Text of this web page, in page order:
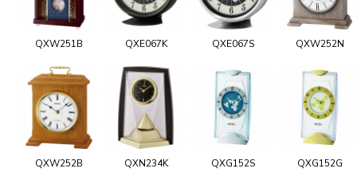
QXW251B QXE067K QXE067S QXW252N
QXW252B QXN234K QXG152S QXG152G